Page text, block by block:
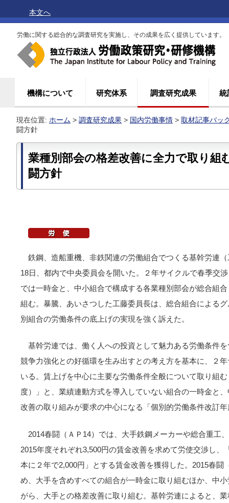
本文へ
労働に関する総合的な調査研究を実施し、その成果を広く提供しています。
機構について 研究体系 調査研究成果 統
現在位置: ホーム > 調査研究成果 > 国内労働事情 > 取材記事バッ
闘方針
業種別部会の格差改善に全力で取り組
闘方針
鉄鋼、造船重機、非鉄関連の労働組合でつくる基幹労連
18日、都内で中央委員会を開いた。２年サイクルで春季交
では一時金と、中小組合で構成する各業種別部会が総合組
組む。暴騰、あいさつした工藤委員長は、総合組合による
別組合の労働条件の底上げの実現を強く訴えた。
基幹労連では、働く人への投資として魅力ある労働条件
競争力強化との好循環を生み出すとの考え方を基本に、２
いる。賃上げを中心に主要な労働条件全般について取り組
度）」と、業績連動方式を導入していない組合の一時金と
改善の取り組みが要求の中心になる「個別的労働条件改訂
2014春闘（ＡＰ14）では、大手鉄鋼メーカーや総合重工
2015年度それぞれ3,500円の賃金改善を求めて労使交渉し、
本に２年で2,000円」とする賃金改善を獲得した。2015春闘
め、大手を含めすべての組合が一時金に取り組むほか、中
がら、大手との格差改善に取り組む。基幹労連によると、